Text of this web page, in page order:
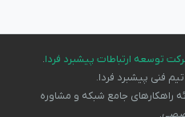
توسعه ارتباطات پیشبرد فردا.
فنی پیشبرد فردا.
راهکارهای جامع شبکه و مشاوره